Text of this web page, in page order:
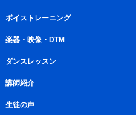
ボイストレーニング
楽器・映像・DTM
ダンスレッスン
講師紹介
生徒の声